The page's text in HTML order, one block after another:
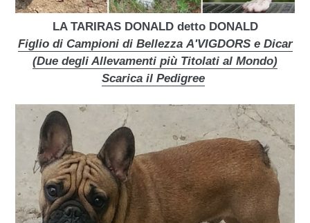
LA TARIRAS DONALDdetto DONALD
Figlio di Campioni di Bellezza A'VIGDORSe Dicar
(Due degli Allevamenti più Titolati al Mondo)
Scarica il Pedigree